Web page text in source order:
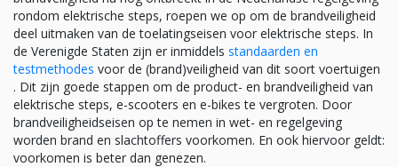
rondom elektrische steps, roepen we op om de brandveiligheid
deel uitmaken van de toelatingseisen voor elektrische steps. In
de Verenigde Staten zijn er inmiddels standaarden en
testmethodes voor de (brand)veiligheid van dit soort voertuigen
. Dit zijn goede stappen om de product- en brandveiligheid van
elektrische steps, e-scooters en e-bikes te vergroten. Door
brandveiligheidseisen op te nemen in wet- en regelgeving
worden brand en slachtoffers voorkomen. En ook hiervoor geldt:
voorkomen is beter dan genezen.